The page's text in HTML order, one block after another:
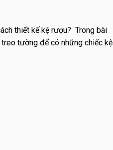
thiết kế kệ rượu? Trong bài
tường để có những chiếc kệ